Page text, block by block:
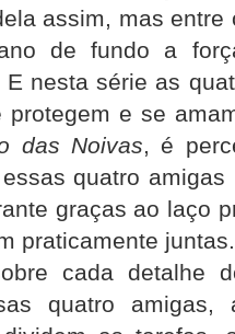
assim, mas
de fundo a
E nesta série as
protegem e se
das Noivas, é
quatro
graças ao laço
praticamente
cada detalhe
quatro